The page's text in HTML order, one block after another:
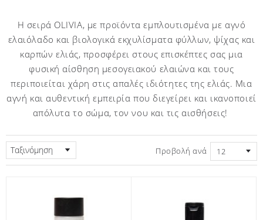
Η σειρά ΟLIVIΑ, με προϊόντα εμπλουτισμένα με αγνό
ελαιόλαδο και βιολογικά εκχυλίσματα φύλλων, ψίχας και
καρπών ελιάς, προσφέρει στους επισκέπτες σας μια
φυσική αίσθηση μεσογειακού ελαιώνα και τους
περιποιείται χάρη στις απαλές ιδιότητες της ελιάς. Μια
αγνή και αυθεντική εμπειρία που διεγείρει και ικανοποιεί
απόλυτα το σώμα, τον νου και τις αισθήσεις!
Ταξινόμηση Προβολή ανά